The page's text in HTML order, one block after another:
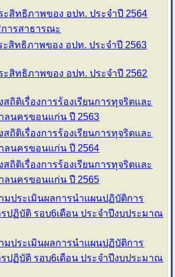
ะสิทธิภาพของ อปท. ประจำปี 2564
การสาธารณะ
ะสิทธิภาพของ อปท. ประจำปี 2563
ะสิทธิภาพของ อปท. ประจำปี 2562
ถิติเรื่องการร้องเรียนการทุจริตและ
ลนครขอนแก่น ปี 2563
ถิติเรื่องการร้องเรียนการทุจริตและ
ลนครขอนแก่น ปี 2564
ถิติเรื่องการร้องเรียนการทุจริตและ
ลนครขอนแก่น ปี 2565
มประเมินผลการนำแผนปฏิบัติการ
ปฏิบัติ รอบ6เดือน ประจำปีงบประมาณ
มประเมินผลการนำแผนปฏิบัติการ
ปฏิบัติ รอบ6เดือน ประจำปีงบประมาณ